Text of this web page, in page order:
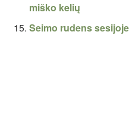
miško kelių
Seimo rudens